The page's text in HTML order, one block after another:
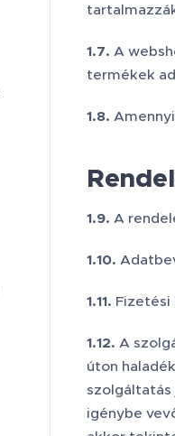
1.7. A
termékek
1.8.
1.9. A
1.10.
1.11. Fizetési
1.12. A
úton
szolgáltatás
igénybe